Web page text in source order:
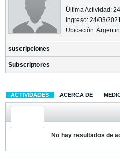
Última Actividad:
Ingreso: 24/03/
Ubicación:
suscripciones
Subscriptores
ACTIVIDADES ACERCA DE
No hay resultados de